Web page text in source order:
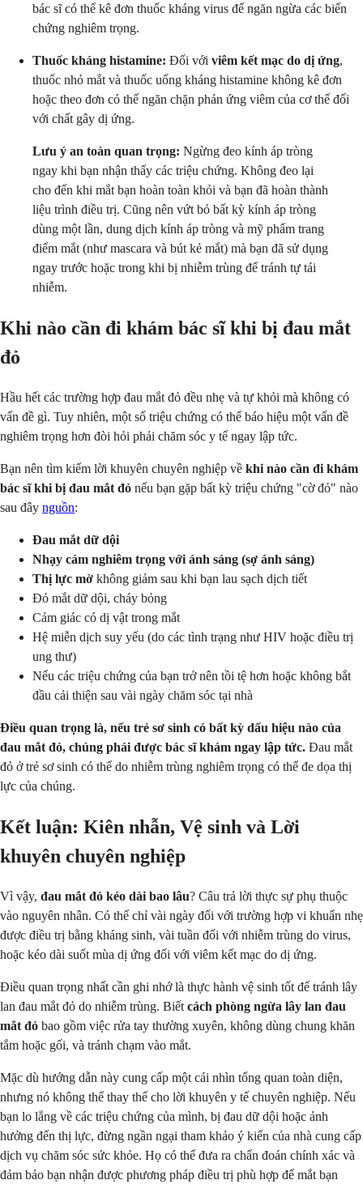
bác sĩ có thể kê đơn thuốc kháng virus để ngăn ngừa các biến
chứng nghiêm trọng.
Thuốc kháng histamine: Đối với viêm kết mạc do dị ứng,
thuốc nhỏ mắt và thuốc uống kháng histamine không kê đơn
hoặc theo đơn có thể ngăn chặn phản ứng viêm của cơ thể đối
với chất gây dị ứng.
Lưu ý an toàn quan trọng: Ngừng đeo kính áp tròng
ngay khi bạn nhận thấy các triệu chứng. Không đeo lại
cho đến khi mắt bạn hoàn toàn khỏi và bạn đã hoàn thành
liệu trình điều trị. Cũng nên vứt bỏ bất kỳ kính áp tròng
dùng một lần, dung dịch kính áp tròng và mỹ phẩm trang
điểm mắt (như mascara và bút kẻ mắt) mà bạn đã sử dụng
ngay trước hoặc trong khi bị nhiễm trùng để tránh tự tái
nhiễm.
Khi nào cần đi khám bác sĩ khi bị đau mắt
đỏ
Hầu hết các trường hợp đau mắt đỏ đều nhẹ và tự khỏi mà không có
vấn đề gì. Tuy nhiên, một số triệu chứng có thể báo hiệu một vấn đề
nghiêm trọng hơn đòi hỏi phải chăm sóc y tế ngay lập tức.
Bạn nên tìm kiếm lời khuyên chuyên nghiệp về khi nào cần đi khám
bác sĩ khi bị đau mắt đỏ nếu bạn gặp bất kỳ triệu chứng "cờ đỏ" nào
sau đây nguồn:
Đau mắt dữ dội
Nhạy cảm nghiêm trọng với ánh sáng (sợ ánh sáng)
Thị lực mờ không giảm sau khi bạn lau sạch dịch tiết
Đỏ mắt dữ dội, cháy bỏng
Cảm giác có dị vật trong mắt
Hệ miễn dịch suy yếu (do các tình trạng như HIV hoặc điều trị
ung thư)
Nếu các triệu chứng của bạn trở nên tồi tệ hơn hoặc không bắt
đầu cải thiện sau vài ngày chăm sóc tại nhà
Điều quan trọng là, nếu trẻ sơ sinh có bất kỳ dấu hiệu nào của
đau mắt đỏ, chúng phải được bác sĩ khám ngay lập tức. Đau mắt
đỏ ở trẻ sơ sinh có thể do nhiễm trùng nghiêm trọng có thể đe dọa thị
lực của chúng.
Kết luận: Kiên nhẫn, Vệ sinh và Lời
khuyên chuyên nghiệp
Vì vậy, đau mắt đỏ kéo dài bao lâu? Câu trả lời thực sự phụ thuộc
vào nguyên nhân. Có thể chỉ vài ngày đối với trường hợp vi khuẩn nhẹ
được điều trị bằng kháng sinh, vài tuần đối với nhiễm trùng do virus,
hoặc kéo dài suốt mùa dị ứng đối với viêm kết mạc do dị ứng.
Điều quan trọng nhất cần ghi nhớ là thực hành vệ sinh tốt để tránh lây
lan đau mắt đỏ do nhiễm trùng. Biết cách phòng ngừa lây lan đau
mắt đỏ bao gồm việc rửa tay thường xuyên, không dùng chung khăn
tắm hoặc gối, và tránh chạm vào mắt.
Mặc dù hướng dẫn này cung cấp một cái nhìn tổng quan toàn diện,
nhưng nó không thể thay thế cho lời khuyên y tế chuyên nghiệp. Nếu
bạn lo lắng về các triệu chứng của mình, bị đau dữ dội hoặc ảnh
hưởng đến thị lực, đừng ngần ngại tham khảo ý kiến của nhà cung cấp
dịch vụ chăm sóc sức khỏe. Họ có thể đưa ra chẩn đoán chính xác và
đảm bảo bạn nhận được phương pháp điều trị phù hợp để mắt bạn